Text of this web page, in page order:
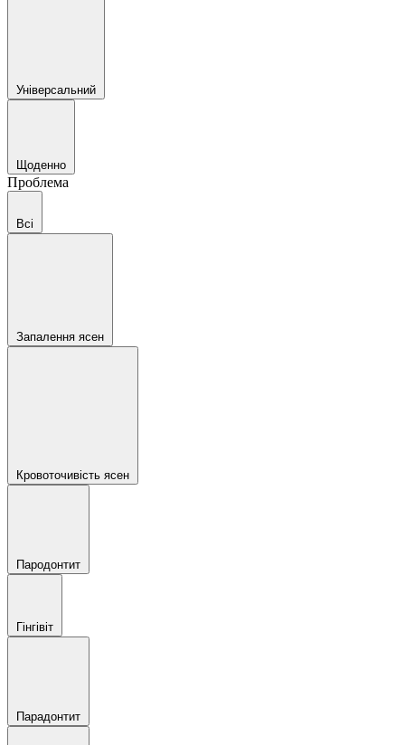
Універсальний
Щоденно
Проблема
Всі
Запалення ясен
Кровоточивість ясен
Пародонтит
Гінгівіт
Парадонтит